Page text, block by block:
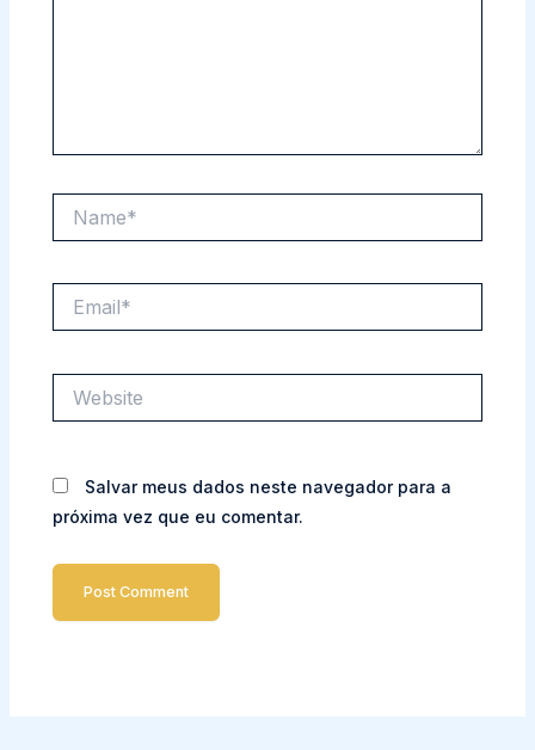
Salvar meus dados neste navegador para a
próxima vez que eu comentar.